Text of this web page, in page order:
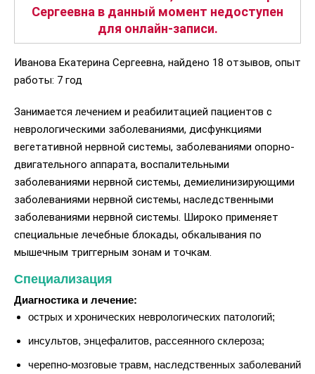
Сергеевна в данный момент недоступен
для онлайн-записи.
Иванова Екатерина Сергеевна, найдено 18 отзывов, опыт
работы: 7 год
Занимается лечением и реабилитацией пациентов с
неврологическими заболеваниями, дисфункциями
вегетативной нервной системы, заболеваниями опорно-
двигательного аппарата, воспалительными
заболеваниями нервной системы, демиелинизирующими
заболеваниями нервной системы, наследственными
заболеваниями нервной системы. Широко применяет
специальные лечебные блокады, обкалывания по
мышечным триггерным зонам и точкам.
Специализация
Диагностика и лечение:
острых и хронических неврологических патологий;
инсультов, энцефалитов, рассеянного склероза;
черепно-мозговые травм, наследственных заболеваний